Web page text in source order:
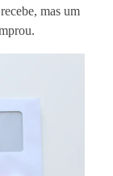
mas um